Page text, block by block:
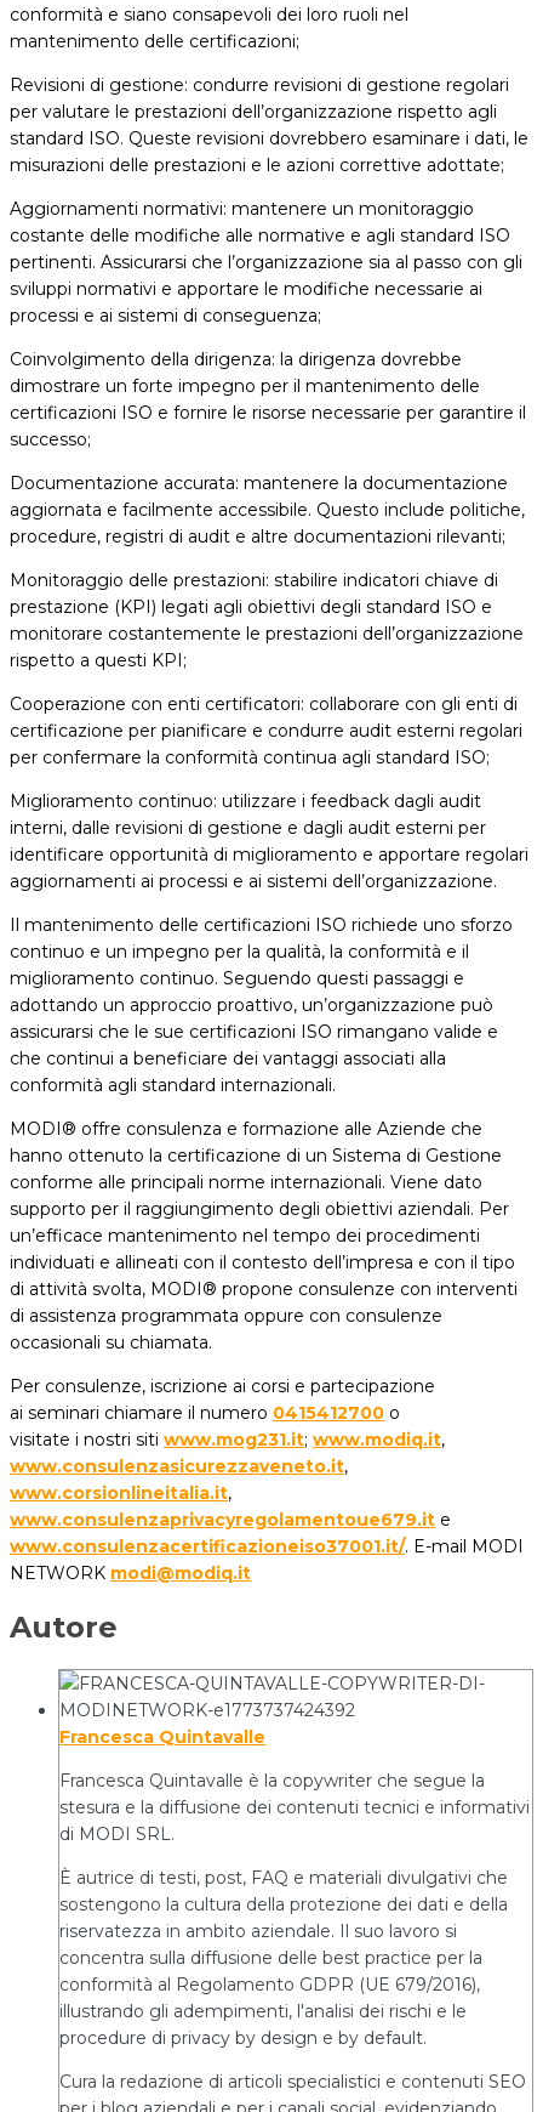
conformità e siano consapevoli dei loro ruoli nel
mantenimento delle certificazioni;
Revisioni di gestione: condurre revisioni di gestione regolari
per valutare le prestazioni dell’organizzazione rispetto agli
standard ISO. Queste revisioni dovrebbero esaminare i dati, le
misurazioni delle prestazioni e le azioni correttive adottate;
Aggiornamenti normativi: mantenere un monitoraggio
costante delle modifiche alle normative e agli standard ISO
pertinenti. Assicurarsi che l’organizzazione sia al passo con gli
sviluppi normativi e apportare le modifiche necessarie ai
processi e ai sistemi di conseguenza;
Coinvolgimento della dirigenza: la dirigenza dovrebbe
dimostrare un forte impegno per il mantenimento delle
certificazioni ISO e fornire le risorse necessarie per garantire il
successo;
Documentazione accurata: mantenere la documentazione
aggiornata e facilmente accessibile. Questo include politiche,
procedure, registri di audit e altre documentazioni rilevanti;
Monitoraggio delle prestazioni: stabilire indicatori chiave di
prestazione (KPI) legati agli obiettivi degli standard ISO e
monitorare costantemente le prestazioni dell’organizzazione
rispetto a questi KPI;
Cooperazione con enti certificatori: collaborare con gli enti di
certificazione per pianificare e condurre audit esterni regolari
per confermare la conformità continua agli standard ISO;
Miglioramento continuo: utilizzare i feedback dagli audit
interni, dalle revisioni di gestione e dagli audit esterni per
identificare opportunità di miglioramento e apportare regolari
aggiornamenti ai processi e ai sistemi dell’organizzazione.
Il mantenimento delle certificazioni ISO richiede uno sforzo
continuo e un impegno per la qualità, la conformità e il
miglioramento continuo. Seguendo questi passaggi e
adottando un approccio proattivo, un’organizzazione può
assicurarsi che le sue certificazioni ISO rimangano valide e
che continui a beneficiare dei vantaggi associati alla
conformità agli standard internazionali.
MODI® offre consulenza e formazione alle Aziende che
hanno ottenuto la certificazione di un Sistema di Gestione
conforme alle principali norme internazionali. Viene dato
supporto per il raggiungimento degli obiettivi aziendali. Per
un’efficace mantenimento nel tempo dei procedimenti
individuati e allineati con il contesto dell’impresa e con il tipo
di attività svolta, MODI® propone consulenze con interventi
di assistenza programmata oppure con consulenze
occasionali su chiamata.
Per consulenze, iscrizione ai corsi e partecipazione
ai seminari chiamare il numero 0415412700 o
visitate i nostri siti www.mog231.it; www.modiq.it,
www.consulenzasicurezzaveneto.it,
www.corsionlineitalia.it,
www.consulenzaprivacyregolamentoue679.it e
www.consulenzacertificazioneiso37001.it/. E-mail MODI
NETWORK modi@modiq.it
Autore
Francesca Quintavalle
Francesca Quintavalle è la copywriter che segue la
stesura e la diffusione dei contenuti tecnici e informativi
di MODI SRL.
È autrice di testi, post, FAQ e materiali divulgativi che
sostengono la cultura della protezione dei dati e della
riservatezza in ambito aziendale. Il suo lavoro si
concentra sulla diffusione delle best practice per la
conformità al Regolamento GDPR (UE 679/2016),
illustrando gli adempimenti, l'analisi dei rischi e le
procedure di privacy by design e by default.
Cura la redazione di articoli specialistici e contenuti SEO